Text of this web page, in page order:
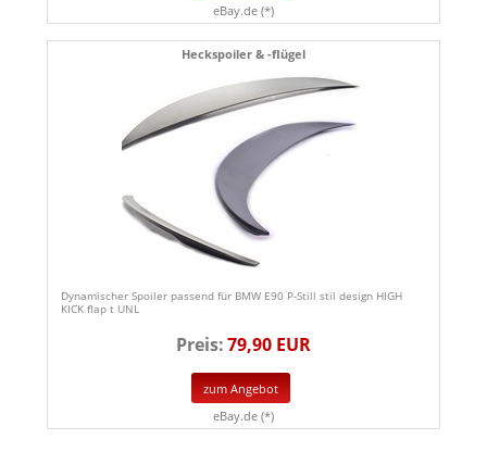
eBay.de (*)
Heckspoiler & -flügel
Dynamischer Spoiler passend für BMW E90 P-Still stil design HIGH
KICK flap t UNL
Preis:79,90 EUR
zum Angebot
eBay.de (*)